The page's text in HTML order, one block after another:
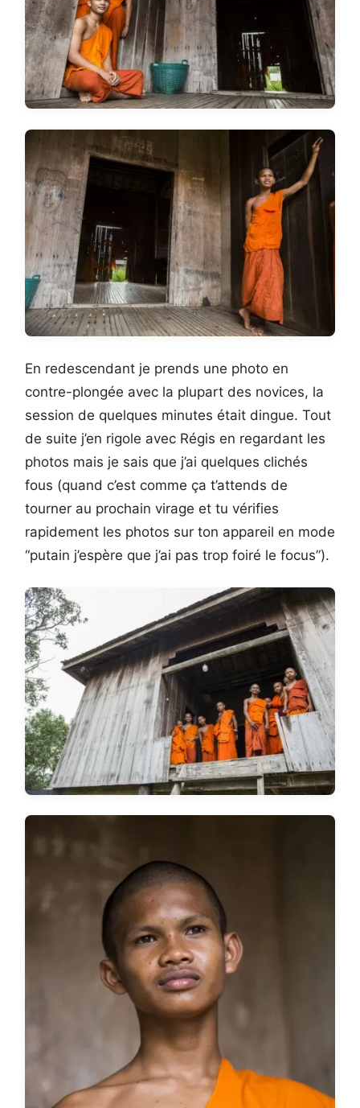
En redescendant je prends une photo en
contre-plongée avec la plupart des novices, la
session de quelques minutes était dingue. Tout
de suite j’en rigole avec Régis en regardant les
photos mais je sais que j’ai quelques clichés
fous (quand c’est comme ça t’attends de
tourner au prochain virage et tu vérifies
rapidement les photos sur ton appareil en mode
“putain j’espère que j’ai pas trop foiré le focus”).